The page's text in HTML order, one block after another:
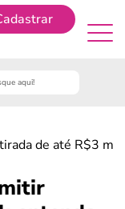
de até R$3